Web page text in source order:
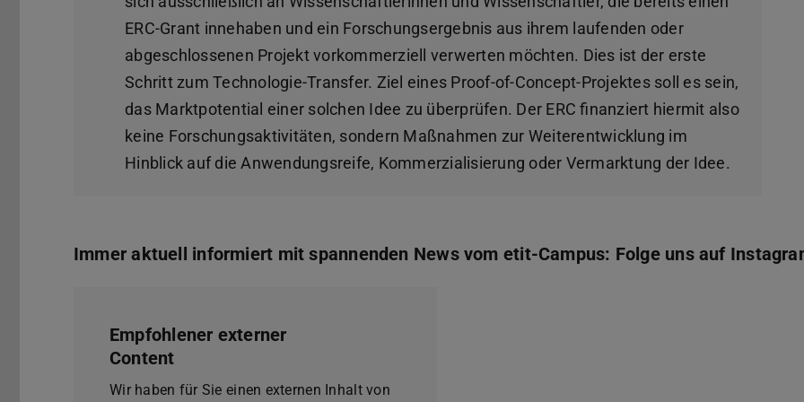
ERC-Grant innehaben und ein Forschungsergebnis aus ihrem laufenden oder
abgeschlossenen Projekt vorkommerziell verwerten möchten. Dies ist der erste
Schritt zum Technologie-Transfer. Ziel eines Proof-of-Concept-Projektes soll es sein,
das Marktpotential einer solchen Idee zu überprüfen. Der ERC finanziert hiermit also
keine Forschungsaktivitäten, sondern Maßnahmen zur Weiterentwicklung im
Hinblick auf die Anwendungsreife, Kommerzialisierung oder Vermarktung der Idee.
Immer aktuell informiert mit spannenden News vom etit-Campus: Folge uns auf
Empfohlener externer
Content
Wir haben für Sie einen externen Inhalt von